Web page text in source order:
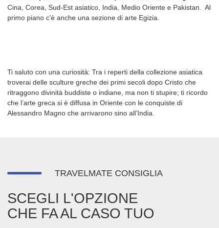
Cina, Corea, Sud-Est asiatico, India, Medio Oriente e Pakistan. Al
primo piano c’è anche una sezione di arte Egizia.
Ti saluto con una curiosità: Tra i reperti della collezione asiatica
troverai delle sculture greche dei primi secoli dopo Cristo che
ritraggono divinità buddiste o indiane, ma non ti stupire; ti ricordo
che l’arte greca si è diffusa in Oriente con le conquiste di
Alessandro Magno che arrivarono sino all’India.
TRAVELMATE CONSIGLIA
SCEGLI L'OPZIONE
CHE FA AL CASO TUO